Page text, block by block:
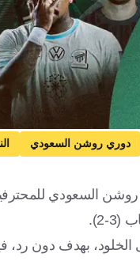
دوري روشن السعودي
من بطولة دوري روشن
2).
بهدف دون رد،